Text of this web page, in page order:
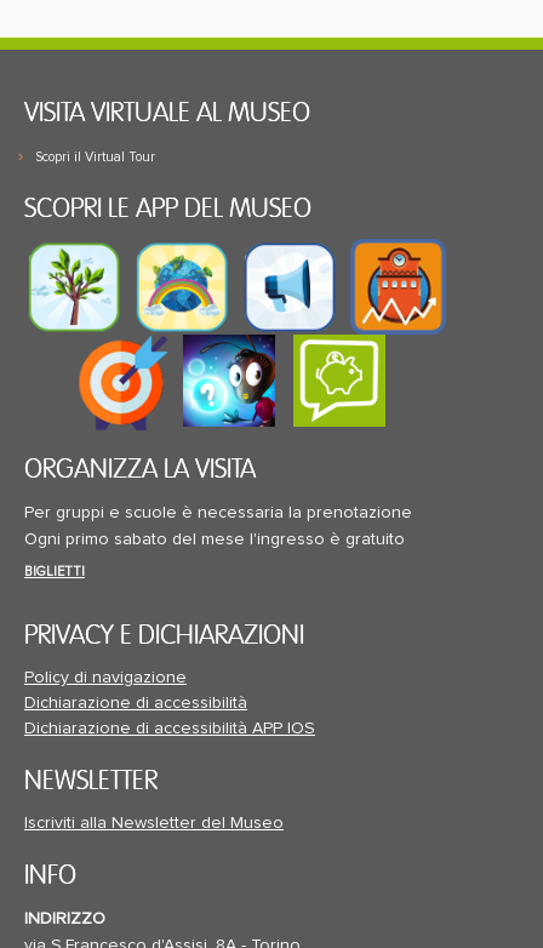
VISITA VIRTUALE AL MUSEO
Scopri il Virtual Tour
SCOPRI LE APP DEL MUSEO
ORGANIZZA LA VISITA
Per gruppi e scuole è necessaria la prenotazione
Ogni primo sabato del mese l'ingresso è gratuito
BIGLIETTI
PRIVACY E DICHIARAZIONI
Policy di navigazione
Dichiarazione di accessibilità
Dichiarazione di accessibilità APP IOS
NEWSLETTER
Iscriviti alla Newsletter del Museo
INFO
INDIRIZZO